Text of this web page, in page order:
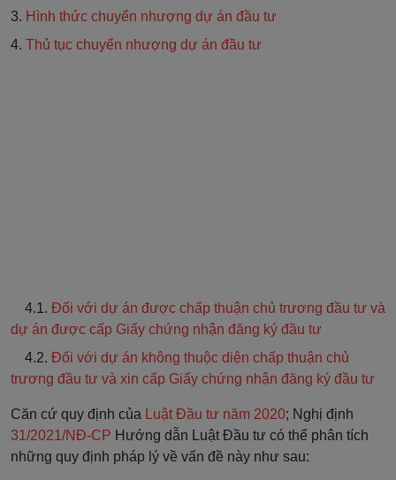
3. Hình thức chuyển nhượng dự án đầu tư
4. Thủ tục chuyển nhượng dự án đầu tư
4.1. Đối với dự án được chấp thuận chủ trương đầu tư và
dự án được cấp Giấy chứng nhận đăng ký đầu tư
4.2. Đối với dự án không thuộc diện chấp thuận chủ
trương đầu tư và xin cấp Giấy chứng nhận đăng ký đầu tư
Căn cứ quy định của Luật Đầu tư năm 2020; Nghị định
31/2021/NĐ-CP Hướng dẫn Luật Đầu tư có thể phân tích
những quy định pháp lý về vấn đề này như sau: